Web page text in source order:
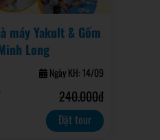
máy Yakult & Gốm
Long
Ngày KH: 14/09
240.000đ
Đặt tour